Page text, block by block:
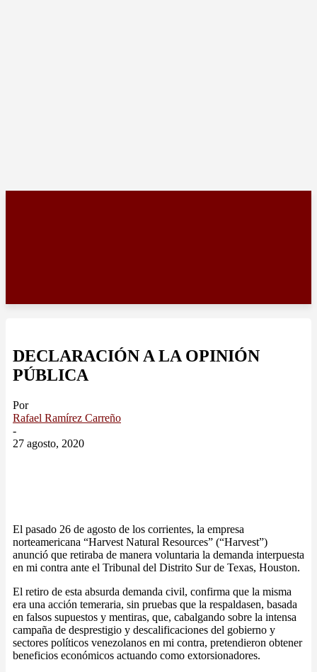
DECLARACIÓN A LA OPINIÓN
PÚBLICA
Por
Rafael Ramírez Carreño
-
27 agosto, 2020
El pasado 26 de agosto de los corrientes, la empresa
norteamericana “Harvest Natural Resources” (“Harvest”)
anunció que retiraba de manera voluntaria la demanda interpuesta
en mi contra ante el Tribunal del Distrito Sur de Texas, Houston.
El retiro de esta absurda demanda civil, confirma que la misma
era una acción temeraria, sin pruebas que la respaldasen, basada
en falsos supuestos y mentiras, que, cabalgando sobre la intensa
campaña de desprestigio y descalificaciones del gobierno y
sectores políticos venezolanos en mi contra, pretendieron obtener
beneficios económicos actuando como extorsionadores.